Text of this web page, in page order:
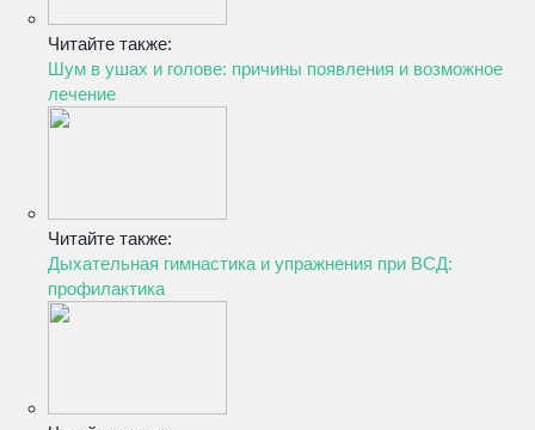
Читайте также:
Шум в ушах и голове: причины появления и возможное
лечение
Читайте также:
Дыхательная гимнастика и упражнения при ВСД:
профилактика